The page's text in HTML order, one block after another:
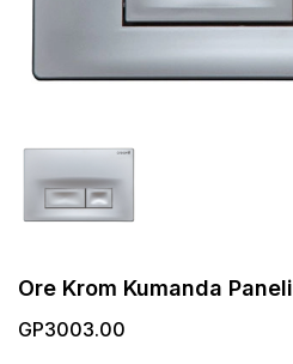
Ore Krom Kumanda Paneli
GP3003.00